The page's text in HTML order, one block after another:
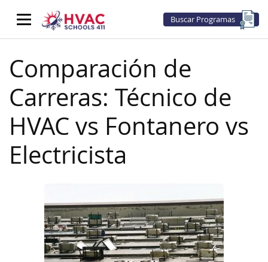
Buscar Programas
Comparación de
Carreras: Técnico de
HVAC vs Fontanero vs
Electricista